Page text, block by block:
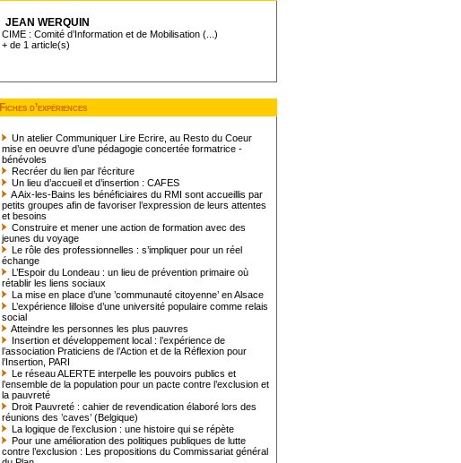
JEAN WERQUIN
CIME : Comité d’Information et de Mobilisation (...)
+ de 1 article(s)
Fiches d’expériences
Un atelier Communiquer Lire Ecrire, au Resto du Coeur
mise en oeuvre d’une pédagogie concertée formatrice -
bénévoles
Recréer du lien par l’écriture
Un lieu d’accueil et d’insertion : CAFES
A Aix-les-Bains les bénéficiaires du RMI sont accueillis par
petits groupes afin de favoriser l’expression de leurs attentes
et besoins
Construire et mener une action de formation avec des
jeunes du voyage
Le rôle des professionnelles : s’impliquer pour un réel
échange
L’Espoir du Londeau : un lieu de prévention primaire où
rétablir les liens sociaux
La mise en place d’une ’communauté citoyenne’ en Alsace
L’expérience lilloise d’une université populaire comme relais
social
Atteindre les personnes les plus pauvres
Insertion et développement local : l’expérience de
l’association Praticiens de l’Action et de la Réflexion pour
l’Insertion, PARI
Le réseau ALERTE interpelle les pouvoirs publics et
l’ensemble de la population pour un pacte contre l’exclusion et
la pauvreté
Droit Pauvreté : cahier de revendication élaboré lors des
réunions des ’caves’ (Belgique)
La logique de l’exclusion : une histoire qui se répète
Pour une amélioration des politiques publiques de lutte
contre l’exclusion : Les propositions du Commissariat général